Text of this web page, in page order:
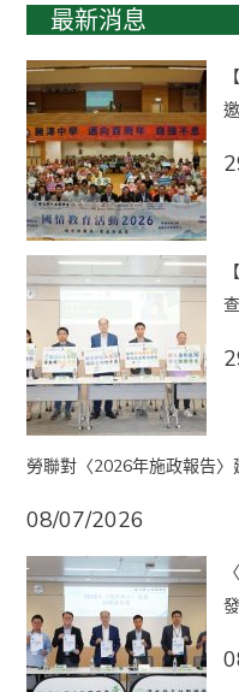
最新消息
勞聯對〈2026年施政報告〉
08/07/2026